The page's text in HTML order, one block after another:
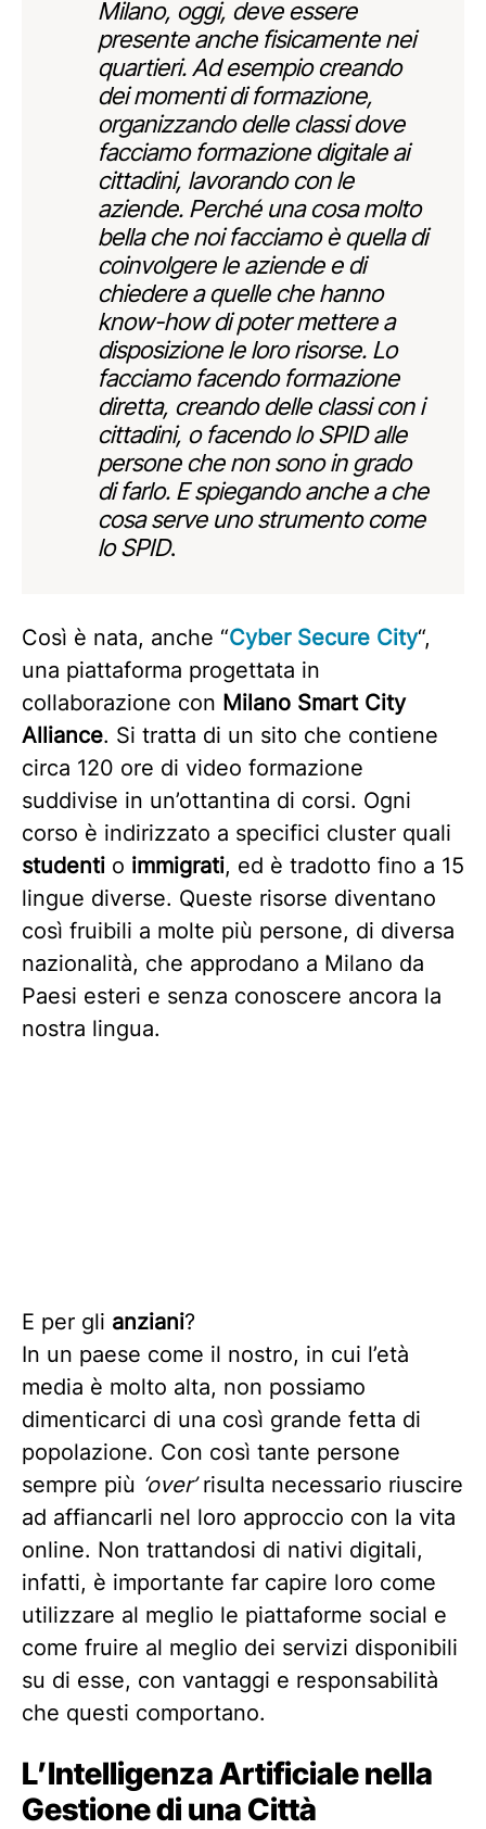
Milano, oggi, deve essere
presente anche fisicamente nei
quartieri. Ad esempio creando
dei momenti di formazione,
organizzando delle classi dove
facciamo formazione digitale ai
cittadini, lavorando con le
aziende. Perché una cosa molto
bella che noi facciamo è quella di
coinvolgere le aziende e di
chiedere a quelle che hanno
know-how di poter mettere a
disposizione le loro risorse. Lo
facciamo facendo formazione
diretta, creando delle classi con i
cittadini, o facendo lo SPID alle
persone che non sono in grado
di farlo. E spiegando anche a che
cosa serve uno strumento come
lo SPID.
Così è nata, anche “Cyber Secure City“,
una piattaforma progettata in
collaborazione con Milano Smart City
Alliance. Si tratta di un sito che contiene
circa 120 ore di video formazione
suddivise in un’ottantina di corsi. Ogni
corso è indirizzato a specifici cluster quali
studenti o immigrati, ed è tradotto fino a 15
lingue diverse. Queste risorse diventano
così fruibili a molte più persone, di diversa
nazionalità, che approdano a Milano da
Paesi esteri e senza conoscere ancora la
nostra lingua.
E per gli anziani?
In un paese come il nostro, in cui l’età
media è molto alta, non possiamo
dimenticarci di una così grande fetta di
popolazione. Con così tante persone
sempre più ‘over’risulta necessario riuscire
ad affiancarli nel loro approccio con la vita
online. Non trattandosi di nativi digitali,
infatti, è importante far capire loro come
utilizzare al meglio le piattaforme social e
come fruire al meglio dei servizi disponibili
su di esse, con vantaggi e responsabilità
che questi comportano.
L’Intelligenza Artificiale nella
Gestione di una Città